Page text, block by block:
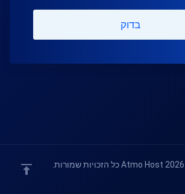
בדוק
המשך